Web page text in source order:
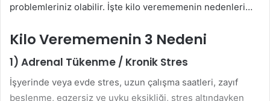
problemleriniz olabilir. İşte kilo verememenin nedenleri…
Kilo Verememenin 3 Nedeni
1) Adrenal Tükenme / Kronik Stres
İşyerinde veya evde stres, uzun çalışma saatleri, zayıf
beslenme, egzersiz ve uyku eksikliği, stres altındayken